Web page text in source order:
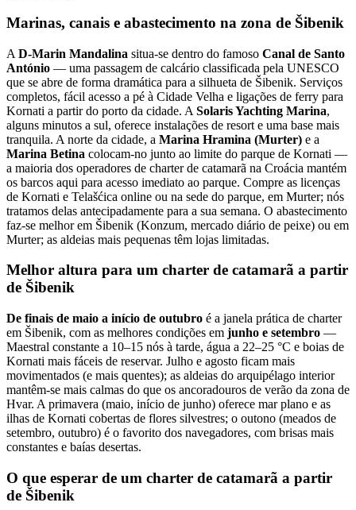
Marinas, canais e abastecimento na zona de Šibenik
A D-Marin Mandalina situa-se dentro do famoso Canal de Santo
António — uma passagem de calcário classificada pela UNESCO
que se abre de forma dramática para a silhueta de Šibenik. Serviços
completos, fácil acesso a pé à Cidade Velha e ligações de ferry para
Kornati a partir do porto da cidade. A Solaris Yachting Marina,
alguns minutos a sul, oferece instalações de resort e uma base mais
tranquila. A norte da cidade, a Marina Hramina (Murter) e a
Marina Betina colocam-no junto ao limite do parque de Kornati —
a maioria dos operadores de charter de catamarã na Croácia mantém
os barcos aqui para acesso imediato ao parque. Compre as licenças
de Kornati e Telašćica online ou na sede do parque, em Murter; nós
tratamos delas antecipadamente para a sua semana. O abastecimento
faz-se melhor em Šibenik (Konzum, mercado diário de peixe) ou em
Murter; as aldeias mais pequenas têm lojas limitadas.
Melhor altura para um charter de catamarã a partir
de Šibenik
De finais de maio a início de outubro é a janela prática de charter
em Šibenik, com as melhores condições em junho e setembro —
Maestral constante a 10–15 nós à tarde, água a 22–25 °C e boias de
Kornati mais fáceis de reservar. Julho e agosto ficam mais
movimentados (e mais quentes); as aldeias do arquipélago interior
mantêm-se mais calmas do que os ancoradouros de verão da zona de
Hvar. A primavera (maio, início de junho) oferece mar plano e as
ilhas de Kornati cobertas de flores silvestres; o outono (meados de
setembro, outubro) é o favorito dos navegadores, com brisas mais
constantes e baías desertas.
O que esperar de um charter de catamarã a partir
de Šibenik